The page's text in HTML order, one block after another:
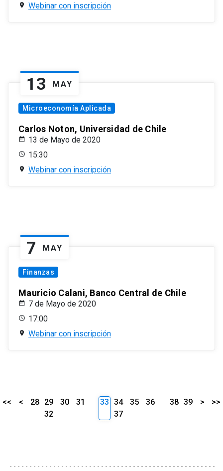
Webinar con inscripción
13 MAY
Microeconomía Aplicada
Carlos Noton, Universidad de Chile
13 de Mayo de 2020
15:30
Webinar con inscripción
7 MAY
Finanzas
Mauricio Calani, Banco Central de Chile
7 de Mayo de 2020
17:00
Webinar con inscripción
<< < 28 29 30
31
32
33 34 35
36
37
38 39 > >>